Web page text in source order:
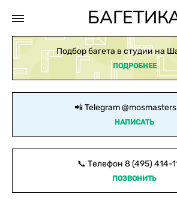
Подбор багета в студии на
ПОДРОБНЕЕ
📲 Telegram
НАПИСАТЬ
📞 Телефон 8 (495) 414-
ПОЗВОНИТЬ